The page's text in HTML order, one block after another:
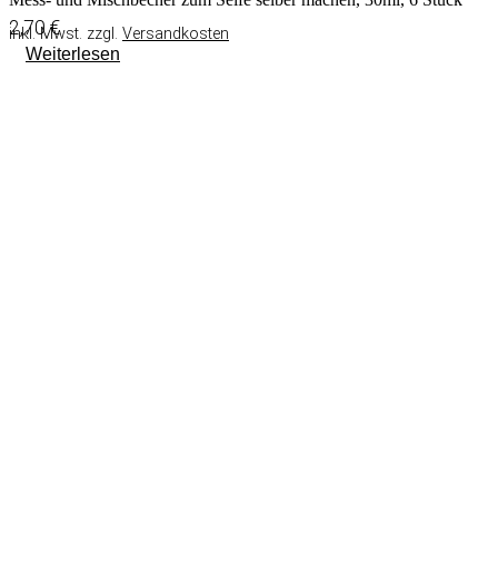
2,70€
inkl. Mwst. zzgl. Versandkosten
Weiterlesen